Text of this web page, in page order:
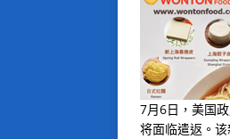
7月6日，美国
将面临遣返。